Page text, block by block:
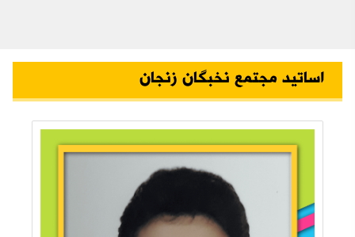
اساتید مجتمع نخبگان زنجان